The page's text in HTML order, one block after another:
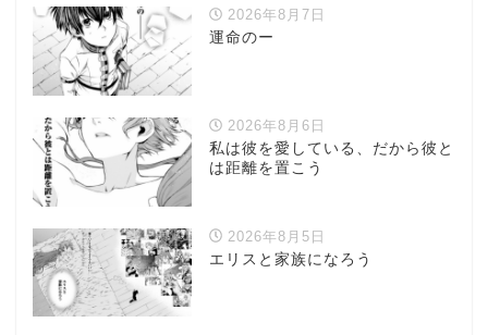
2026年8月7日
運命のー
2026年8月6日
私は彼を愛している、だから彼と
は距離を置こう
2026年8月5日
エリスと家族になろう